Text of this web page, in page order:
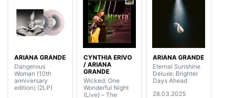
ARIANA GRANDE
Dangerous
Woman (10th
anniversary
edition) (2LP)
CYNTHIA ERIVO
/ ARIANA
GRANDE
Wicked: One
Wonderful Night
(Live) – The
ARIANA GRANDE
Eternal Sunshine
Deluxe: Brighter
Days Ahead
28.03.2025